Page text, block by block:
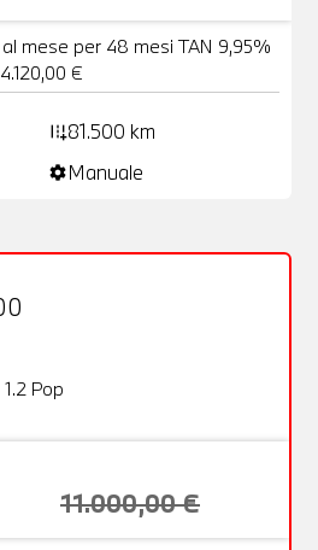
al mese per 48 mesi TAN 9,95%
€
add_road81.500 km
settingsManuale
OFFERTA
Pop
11.000,00 €